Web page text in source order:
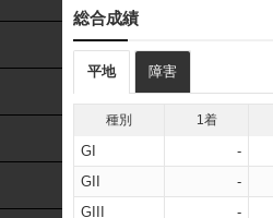
総合成績
平地 障害
種別 1着
GI -
GII
-
GIII
-